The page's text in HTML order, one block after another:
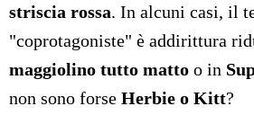
striscia rossa. In alcuni casi, il
"coprotagoniste" è addirittura
maggiolino tutto matto o in
non sono forse Herbie o Kitt?